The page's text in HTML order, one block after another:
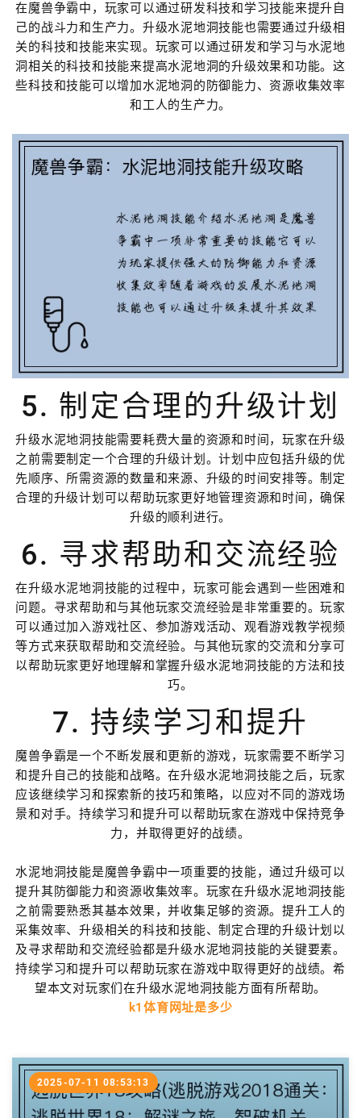
在魔兽争霸中，玩家可以通过研发科技和学习技能来提升自
己的战斗力和生产力。升级水泥地洞技能也需要通过升级相
关的科技和技能来实现。玩家可以通过研发和学习与水泥地
洞相关的科技和技能来提高水泥地洞的升级效果和功能。这
些科技和技能可以增加水泥地洞的防御能力、资源收集效率
和工人的生产力。
5. 制定合理的升级计划
升级水泥地洞技能需要耗费大量的资源和时间，玩家在升级
之前需要制定一个合理的升级计划。计划中应包括升级的优
先顺序、所需资源的数量和来源、升级的时间安排等。制定
合理的升级计划可以帮助玩家更好地管理资源和时间，确保
升级的顺利进行。
6. 寻求帮助和交流经验
在升级水泥地洞技能的过程中，玩家可能会遇到一些困难和
问题。寻求帮助和与其他玩家交流经验是非常重要的。玩家
可以通过加入游戏社区、参加游戏活动、观看游戏教学视频
等方式来获取帮助和交流经验。与其他玩家的交流和分享可
以帮助玩家更好地理解和掌握升级水泥地洞技能的方法和技
巧。
7. 持续学习和提升
魔兽争霸是一个不断发展和更新的游戏，玩家需要不断学习
和提升自己的技能和战略。在升级水泥地洞技能之后，玩家
应该继续学习和探索新的技巧和策略，以应对不同的游戏场
景和对手。持续学习和提升可以帮助玩家在游戏中保持竞争
力，并取得更好的战绩。
水泥地洞技能是魔兽争霸中一项重要的技能，通过升级可以
提升其防御能力和资源收集效率。玩家在升级水泥地洞技能
之前需要熟悉其基本效果，并收集足够的资源。提升工人的
采集效率、升级相关的科技和技能、制定合理的升级计划以
及寻求帮助和交流经验都是升级水泥地洞技能的关键要素。
持续学习和提升可以帮助玩家在游戏中取得更好的战绩。希
望本文对玩家们在升级水泥地洞技能方面有所帮助。
k1体育网址是多少
2025-07-11 08:53:13